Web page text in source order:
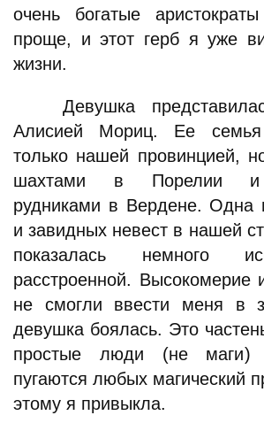
очень богатые
проще, и этот герб я уже
жизни.
Девушка
Алисией Мориц. Ее
только нашей провинцией,
шахтами в Порелии и
рудниками в Вердене. Одна
и завидных невест в нашей
показалась немного
расстроенной. Высокомерие
не смогли ввести меня в
девушка боялась. Это
простые люди (не
пугаются любых магический
этому я привыкла.